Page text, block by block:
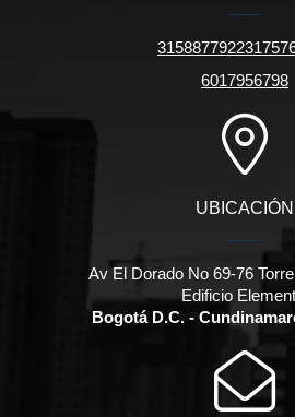
6017956798
UBICACIÓN
Av El Dorado No 69-76
Edificio
Bogotá D.C. -